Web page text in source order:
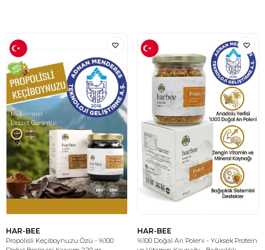
HAR-BEE
Propolisli Keçiboynuzu Özü - %100
HAR-BEE
%100 Doğal Arı Poleni - Yüksek Protein